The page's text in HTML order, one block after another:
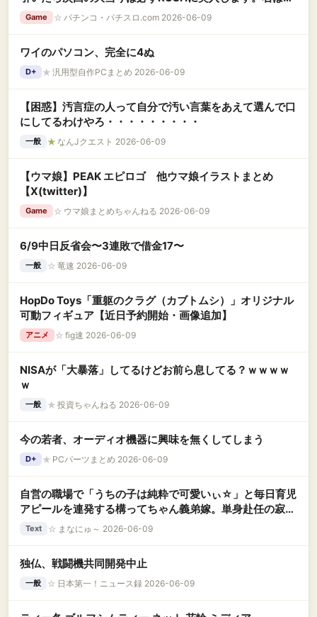
1/2の10R3回でLT」←これめっちゃ良くね？
Game ☆ パチンコ・パチスロ.com 2026-06-09
ワイのパソコン、完全に4ぬ
D+ ★ 汎用型自作PCまとめ 2026-06-09
【困惑】汚言症の人って自分で汚い言葉をあえて選んで口
にしてるわけやろ・・・・・・・・・
一般 ★ なんJクエスト 2026-06-09
【ウマ娘】PEAK エピロゴ 他ウマ娘イラストまとめ
【X(twitter)】
Game ☆ ウマ娘まとめちゃんねる 2026-06-09
6/9中日反省会〜3連敗で借金17〜
一般 ☆ 竜速 2026-06-09
HopDo Toys「重躯のクラグ（カブトムシ）」オリジナル
可動フィギュア【近日予約開始・画像追加】
アニメ ☆ fig速 2026-06-09
NISAが「大暴落」してるけどお前ら息してる？ｗｗｗｗ
ｗ
一般 ★ 投資ちゃんねる 2026-06-09
今の若者、オーディオ機器に興味を無くしてしまう
D+ ★ PCパーツまとめ 2026-06-09
自営の職場で「うちの子は純粋で可愛いぃ☆」と毎日育児
アピールを連発する構ってちゃん義弟嫁。単身赴任の寂し
さを職場で爆発させ、トメを巻き込んで仕事の邪魔をする
Text ☆ まなにゅ～ 2026-06-09
独仏、戦闘機共同開発中止
一般 ☆ 日本第一！ニュース録 2026-06-09